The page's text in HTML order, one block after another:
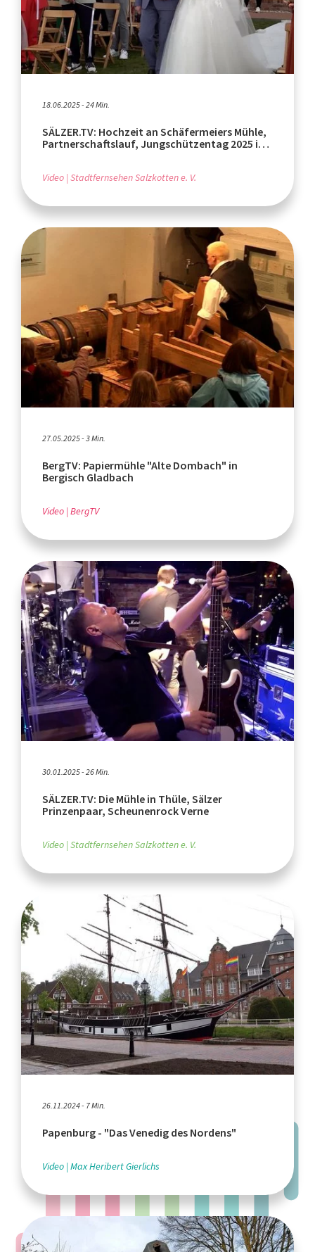
18.06.2025 - 24 Min.
SÄLZER.TV: Hochzeit an Schäfermeiers Mühle,
Partnerschaftslauf, Jungschützentag 2025 in
Video Stadtfernsehen Salzkotten e. V.
27.05.2025 - 3 Min.
BergTV: Papiermühle "Alte Dombach" in
Bergisch Gladbach
Video BergTV
30.01.2025 - 26 Min.
SÄLZER.TV: Die Mühle in Thüle, Sälzer
Prinzenpaar, Scheunenrock Verne
Video Stadtfernsehen Salzkotten e. V.
26.11.2024 - 7 Min.
Papenburg - "Das Venedig des Nordens"
Video Max Heribert Gierlichs